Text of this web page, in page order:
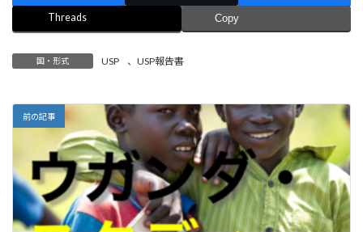
Threads Copy
国・形式 USP 、 USP報告書
前の記事